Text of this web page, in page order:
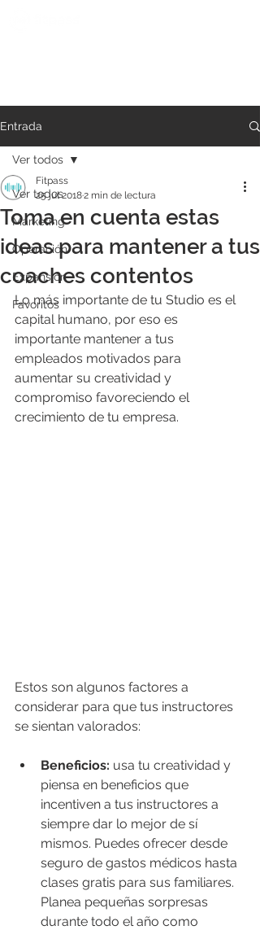
Entrada
Ver todos
Marketing
Operación
Expansión
Favoritos
Ver todos
Toma en cuenta estas
ideas para mantener a tus
coaches contentos
Fitpass
25 jul 20182 min de lectura
Lo más importante de tu Studio es el
capital humano, por eso es
importante mantener a tus
empleados motivados para
aumentar su creatividad y
compromiso favoreciendo el
crecimiento de tu empresa.
Estos son algunos factores a
considerar para que tus instructores
se sientan valorados:
Beneficios: usa tu creatividad y
piensa en beneficios que
incentiven a tus instructores a
siempre dar lo mejor de sí
mismos. Puedes ofrecer desde
seguro de gastos médicos hasta
clases gratis para sus familiares.
Planea pequeñas sorpresas
durante todo el año como